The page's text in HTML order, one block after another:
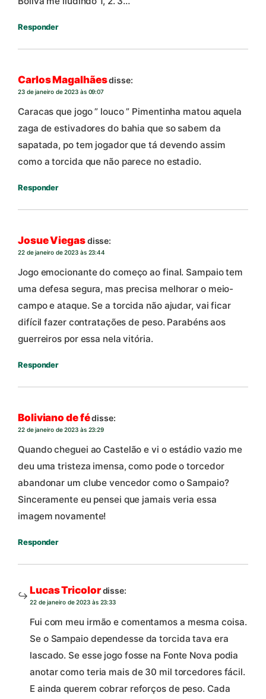
Responder
Carlos Magalhãesdisse:
23 de janeiro de 2023 às 09:07
Caracas que jogo ” louco ” Pimentinha matou aquela
zaga de estivadores do bahia que so sabem da
sapatada, po tem jogador que tá devendo assim
como a torcida que não parece no estadio.
Responder
Josue Viegasdisse:
22 de janeiro de 2023 às 23:44
Jogo emocionante do começo ao final. Sampaio tem
uma defesa segura, mas precisa melhorar o meio-
campo e ataque. Se a torcida não ajudar, vai ficar
difícil fazer contratações de peso. Parabéns aos
guerreiros por essa nela vitória.
Responder
Boliviano de fédisse:
22 de janeiro de 2023 às 23:29
Quando cheguei ao Castelão e vi o estádio vazio me
deu uma tristeza imensa, como pode o torcedor
abandonar um clube vencedor como o Sampaio?
Sinceramente eu pensei que jamais veria essa
imagem novamente!
Responder
Lucas Tricolordisse:
22 de janeiro de 2023 às 23:33
Fui com meu irmão e comentamos a mesma coisa.
Se o Sampaio dependesse da torcida tava era
lascado. Se esse jogo fosse na Fonte Nova podia
anotar como teria mais de 30 mil torcedores fácil.
E ainda querem cobrar reforços de peso. Cada